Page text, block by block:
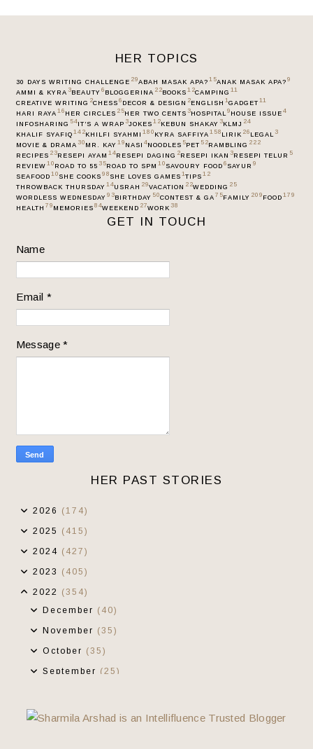
HER TOPICS
30 DAYS WRITING CHALLENGE 29ABAH MASAK APA? 15ANAK MASAK APA? 9
AMMI & KYRA 3BEAUTY 6 BLOGGERINA 22BOOKS 12CAMPING 11
CREATIVE WRITING 2CHESS 6 DECOR & DESIGN 2ENGLISH 1GADGET 11
HARI RAYA 16 HER CIRCLES 25HER TWO CENTS 3HOSPITAL9 HOUSE ISSUE 4
INFOSHARING 54IT’S A WRAP 3JOKES 12KEBUN SHAKAY 3KLMJ 24
KHALIF SYAFIQ 142KHILFI SYAHMI 180 KYRA SAFFIYA 158 LIRIK 26 LEGAL3
MOVIE & DRAMA 30 MR. KAY 19 NASI 4NOODLES 5PET 52RAMBLING 222
RECIPES 23RESEPI AYAM 14RESEPI DAGING 2RESEPI IKAN 3RESEPI TELUR 5
REVIEW 10 ROAD TO 55 35ROAD TO SPM 10 SAVOURY FOOD 6 SAYUR 9
SEAFOOD 10 SHE COOKS 98 SHE LOVES GAMES 1TIPS 12
THROWBACK THURSDAY 14USRAH 29VACATION 22WEDDING 25
WORDLESS WEDNESDAY 93BIRTHDAY 50CONTEST & GA 75FAMILY 209 FOOD 179
HEALTH 79 MEMORIES 84WEEKEND 27WORK 38
GET IN TOUCH
Name
Email *
Message*
HER PAST STORIES
2026 (174)
2025 (415)
2024 (427)
2023 (405)
2022 (354)
December (40)
November (35)
October (35)
September (25)
July (17)